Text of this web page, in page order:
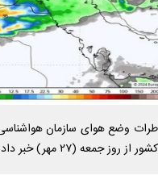
وضع هوای سازمان هواشناسی
(۲۷ مهر) خبر داد.